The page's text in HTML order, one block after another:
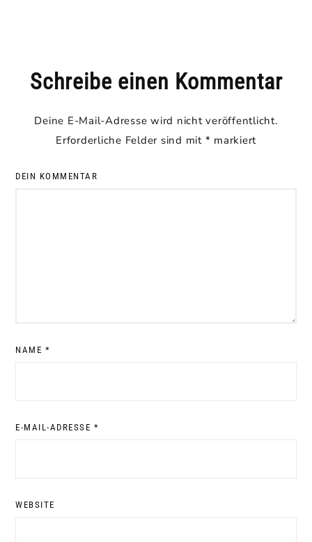
Schreibe einen Kommentar
Deine E-Mail-Adresse wird nicht veröffentlicht.
Erforderliche Felder sind mit * markiert
DEIN KOMMENTAR
NAME *
E-MAIL-ADRESSE *
WEBSITE